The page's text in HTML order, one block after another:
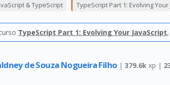
& TypeScript TypeScript Part 1: Evolving Your
TypeScript Part 1: Evolving Your JavaScript
de Souza Nogueira Filho | 379.6k xp |